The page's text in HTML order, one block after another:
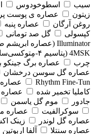
سیب
اسطوخودوس
زیتون
عصاره ی پوست
روغن آرگان
عصاره پنبه
کپسولی
گل صد تومانی
Illuminator (عصاره ابریشم طلایی، مروارید ژاپنی، تیانین)
4MSK (پتاسیم ۴‑مِتوکسی‌سالیسیلات)
چرب
عصاره برگ جینکو
عصاره گل سوسن درخشان
Rhythm Fine‑Tun
کاملیا تخمیر شده
جادور
موم گل یاسمن
سوکرالفیت
عصاره
عصاره گل لوندر
زینک
عصاره سنتلا
آلفا اربوتین